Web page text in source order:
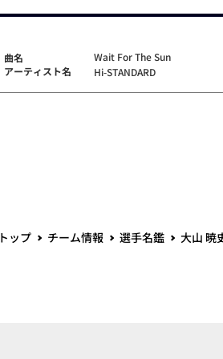
曲名
アーティスト名
Wait For The Sun
Hi-STANDARD
トップ チーム情報 選手名鑑 大山 暁